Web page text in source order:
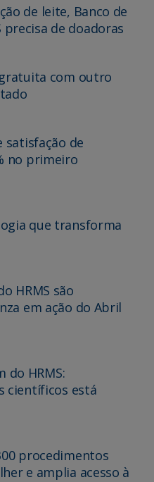
de leite, Banco de
precisa de doadoras
gratuita com outro
satisfação de
no primeiro
que transforma
HRMS são
em ação do Abril
do HRMS:
científicos está
procedimentos
e amplia acesso à